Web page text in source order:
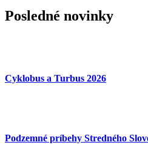
Posledné novinky
Cyklobus a Turbus 2026
Podzemné príbehy Stredného